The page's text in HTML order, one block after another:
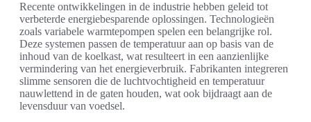
Recente ontwikkelingen in de industrie hebben geleid tot
verbeterde energiebesparende oplossingen. Technologieën
zoals variabele warmtepompen spelen een belangrijke rol.
Deze systemen passen de temperatuur aan op basis van de
inhoud van de koelkast, wat resulteert in een aanzienlijke
vermindering van het energieverbruik. Fabrikanten integreren
slimme sensoren die de luchtvochtigheid en temperatuur
nauwlettend in de gaten houden, wat ook bijdraagt aan de
levensduur van voedsel.